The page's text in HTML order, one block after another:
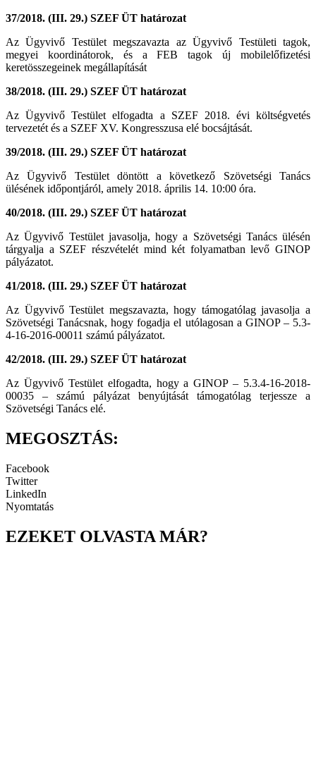
37/2018. (III. 29.) SZEF ÜT határozat
Az Ügyvivő Testület megszavazta az Ügyvivő Testületi tagok,
megyei koordinátorok, és a FEB tagok új mobilelőfizetési
keretösszegeinek megállapítását
38/2018. (III. 29.) SZEF ÜT határozat
Az Ügyvivő Testület elfogadta a SZEF 2018. évi költségvetés
tervezetét és a SZEF XV. Kongresszusa elé bocsájtását.
39/2018. (III. 29.) SZEF ÜT határozat
Az Ügyvivő Testület döntött a következő Szövetségi Tanács
ülésének időpontjáról, amely 2018. április 14. 10:00 óra.
40/2018. (III. 29.) SZEF ÜT határozat
Az Ügyvivő Testület javasolja, hogy a Szövetségi Tanács ülésén
tárgyalja a SZEF részvételét mind két folyamatban levő GINOP
pályázatot.
41/2018. (III. 29.) SZEF ÜT határozat
Az Ügyvivő Testület megszavazta, hogy támogatólag javasolja a
Szövetségi Tanácsnak, hogy fogadja el utólagosan a GINOP – 5.3-
4-16-2016-00011 számú pályázatot.
42/2018. (III. 29.) SZEF ÜT határozat
Az Ügyvivő Testület elfogadta, hogy a GINOP – 5.3.4-16-2018-
00035 – számú pályázat benyújtását támogatólag terjessze a
Szövetségi Tanács elé.
MEGOSZTÁS:
Facebook
Twitter
LinkedIn
Nyomtatás
EZEKET OLVASTA MÁR?